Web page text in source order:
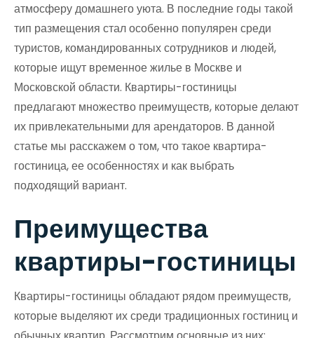
атмосферу домашнего уюта. В последние годы такой
тип размещения стал особенно популярен среди
туристов, командированных сотрудников и людей,
которые ищут временное жилье в Москве и
Московской области. Квартиры-гостиницы
предлагают множество преимуществ, которые делают
их привлекательными для арендаторов. В данной
статье мы расскажем о том, что такое квартира-
гостиница, ее особенностях и как выбрать
подходящий вариант.
Преимущества
квартиры-гостиницы
Квартиры-гостиницы обладают рядом преимуществ,
которые выделяют их среди традиционных гостиниц и